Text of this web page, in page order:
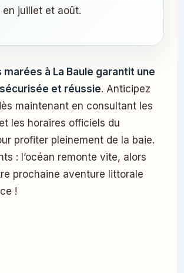
en juillet et août.
à La Baule garantit une
et réussie. Anticipez
maintenant en consultant les
les horaires officiels du
profiter pleinement de la baie.
: l’océan remonte vite, alors
prochaine aventure littorale
!